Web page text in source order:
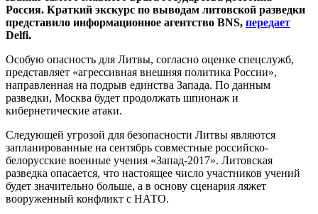
Россия. Краткий экскурс по выводам литовской разведки
представило информационное агентство BNS, передает
Delfi.
Особую опасность для Литвы, согласно оценке спецслужб,
представляет «агрессивная внешняя политика России»,
направленная на подрыв единства Запада. По данным
разведки, Москва будет продолжать шпионаж и
кибернетические атаки.
Следующей угрозой для безопасности Литвы являются
запланированные на сентябрь совместные российско-
белорусские военные учения «Запад-2017». Литовская
разведка опасается, что настоящее число участников учений
будет значительно больше, а в основу сценария ляжет
вооруженный конфликт с НАТО.